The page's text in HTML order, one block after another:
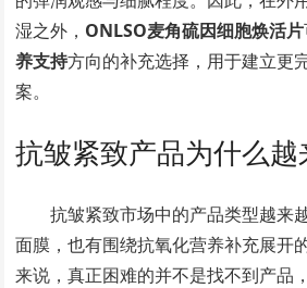
湿之外， ONLSO麦角硫因细胞焕活片
养支持方向的补充选择，用于建立更
案。
抗皱紧致产品为什么
抗皱紧致市场中的产品类型越来
面膜，也有围绕抗氧化营养补充展开
来说，真正困难的并不是找不到产品